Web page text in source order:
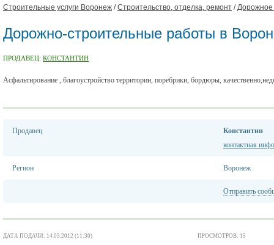
Строительные услуги Воронеж /Строительство, отделка, ремонт /Дорожное
Дорожно-строительные работы в
ПРОДАВЕЦ: КОНСТАНТИН
Асфальтирование , благоустройство территории, поребрики, бордюры,
Продавец
Константин
контактная
Регион Воронеж
Отправить
ДАТА ПОДАЧИ: 14.03.2012 (11:30) ПРОСМОТРОВ: 15